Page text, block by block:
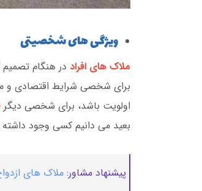
ویژگی های شخصیتی
ملاک های افراد در هنگام
برای شخصی شرایط اقتصادی و
اولویت باشد، برای شخصی دیگر
بعید می دانیم کسی وجود
پیشنهاد مشاور: ملاک های